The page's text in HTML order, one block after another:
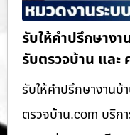
รับให้คำปรึกษาง
รับตรวจบ้าน และ
รับให้คำปรึกษางาน
ตรวจบ้าน.com บริก